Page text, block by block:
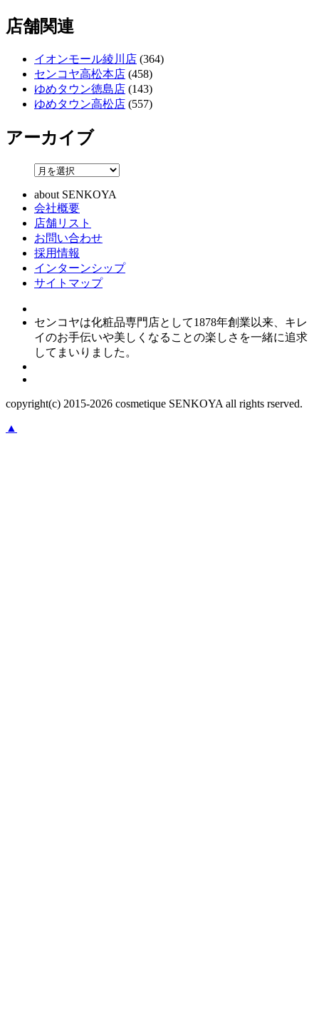
店舗関連
イオンモール綾川店 (364)
センコヤ高松本店 (458)
ゆめタウン徳島店 (143)
ゆめタウン高松店 (557)
アーカイブ
about SENKOYA
会社概要
店舗リスト
お問い合わせ
採用情報
インターンシップ
サイトマップ
センコヤは化粧品専門店として1878年創業以来、キレ
イのお手伝いや美しくなることの楽しさを一緒に追求
してまいりました。
copyright(c) 2015-2026 cosmetique SENKOYA all rights rserved.
▲